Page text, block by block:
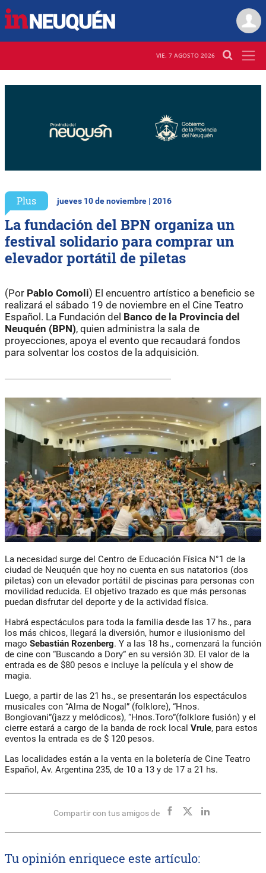
VIE. 7 AGOSTO 2026
Plus jueves 10 de noviembre | 2016
La fundación del BPN organiza un
festival solidario para comprar un
elevador portátil de piletas
(Por Pablo Comoli) El encuentro artístico a beneficio se
realizará el sábado 19 de noviembre en el Cine Teatro
Español. La Fundación del Banco de la Provincia del
Neuquén (BPN), quien administra la sala de
proyecciones, apoya el evento que recaudará fondos
para solventar los costos de la adquisición.
La necesidad surge del Centro de Educación Física N°1 de la
ciudad de Neuquén que hoy no cuenta en sus natatorios (dos
piletas) con un elevador portátil de piscinas para personas con
movilidad reducida. El objetivo trazado es que más personas
puedan disfrutar del deporte y de la actividad física.
Habrá espectáculos para toda la familia desde las 17 hs., para
los más chicos, llegará la diversión, humor e ilusionismo del
mago Sebastián Rozenberg. Y a las 18 hs., comenzará la función
de cine con “Buscando a Dory” en su versión 3D. El valor de la
entrada es de $80 pesos e incluye la película y el show de
magia.
Luego, a partir de las 21 hs., se presentarán los espectáculos
musicales con “Alma de Nogal” (folklore), “Hnos.
Bongiovani”(jazz y melódicos), “Hnos.Toro”(folklore fusión) y el
cierre estará a cargo de la banda de rock local Vrule, para estos
eventos la entrada es de $ 120 pesos.
Las localidades están a la venta en la boletería de Cine Teatro
Español, Av. Argentina 235, de 10 a 13 y de 17 a 21 hs.
Compartir con tus amigos de
Tu opinión enriquece este artículo: